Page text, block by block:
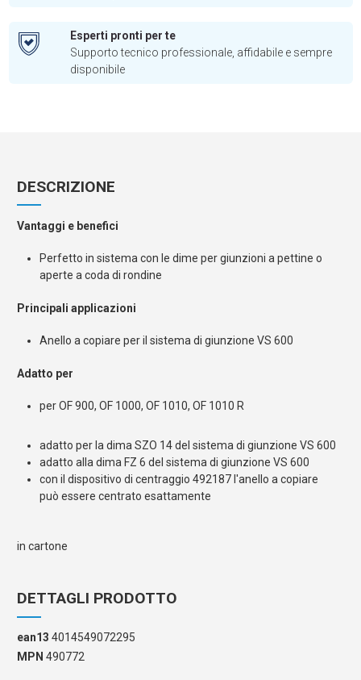
Esperti pronti per te
Supporto tecnico professionale, affidabile e sempre
disponibile
DESCRIZIONE
Vantaggi e benefici
Perfetto in sistema con le dime per giunzioni a pettine o
aperte a coda di rondine
Principali applicazioni
Anello a copiare per il sistema di giunzione VS 600
Adatto per
per OF 900, OF 1000, OF 1010, OF 1010 R
adatto per la dima SZO 14 del sistema di giunzione VS 600
adatto alla dima FZ 6 del sistema di giunzione VS 600
con il dispositivo di centraggio 492187 l'anello a copiare
può essere centrato esattamente
in cartone
DETTAGLI PRODOTTO
ean13 4014549072295
MPN 490772